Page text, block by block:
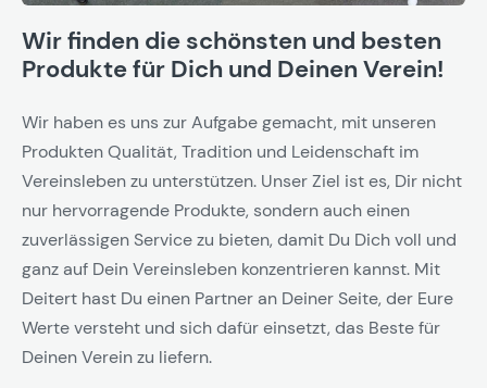
Wir finden die schönsten und besten
Produkte für Dich und Deinen Verein!
Wir haben es uns zur Aufgabe gemacht, mit unseren
Produkten Qualität, Tradition und Leidenschaft im
Vereinsleben zu unterstützen. Unser Ziel ist es, Dir nicht
nur hervorragende Produkte, sondern auch einen
zuverlässigen Service zu bieten, damit Du Dich voll und
ganz auf Dein Vereinsleben konzentrieren kannst. Mit
Deitert hast Du einen Partner an Deiner Seite, der Eure
Werte versteht und sich dafür einsetzt, das Beste für
Deinen Verein zu liefern.